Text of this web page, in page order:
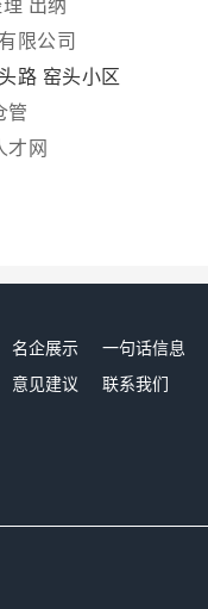
出纳
限公司
路 窑头小区
管
才网
名企展示 一句话信息
意见建议 联系我们